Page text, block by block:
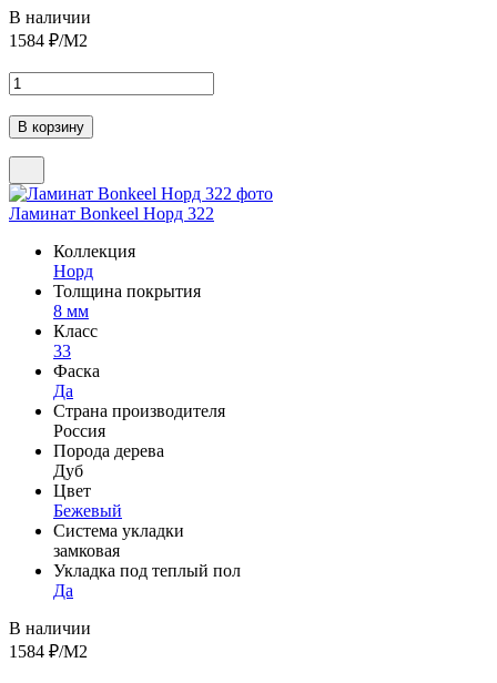
В наличии
1584 ₽/М2
Ламинат Bonkeel Норд 322
Коллекция
Норд
Толщина покрытия
8 мм
Класс
33
Фаска
Да
Страна производителя
Россия
Порода дерева
Дуб
Цвет
Бежевый
Система укладки
замковая
Укладка под теплый пол
Да
В наличии
1584 ₽/М2